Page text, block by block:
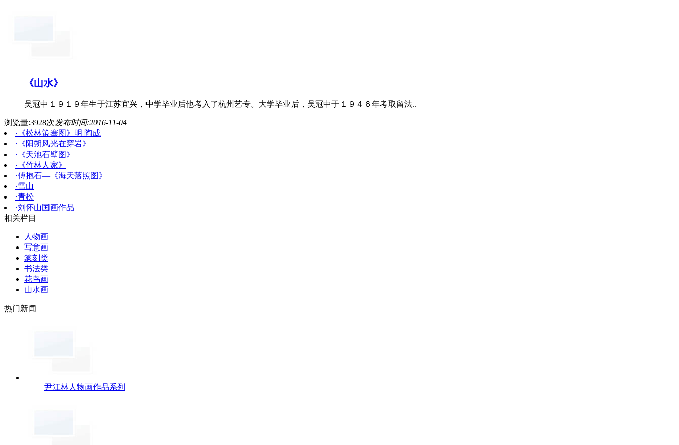
《山水》
吴冠中１９１９年生于江苏宜兴，中学毕业后他考入了杭州艺专。大学毕业后，吴冠中于１９４６年考取留法..
浏览量:3928次发布时间:2016-11-04
· 《松林策骞图》明 陶成
· 《阳朔风光在穿岩》
· 《天池石壁图》
· 《竹林人家》
·傅抱石—《海天落照图》
·雪山
·青松
·刘怀山国画作品
相关栏目
人物画
写意画
篆刻类
书法类
花鸟画
山水画
热门新闻
尹江林人物画作品系列